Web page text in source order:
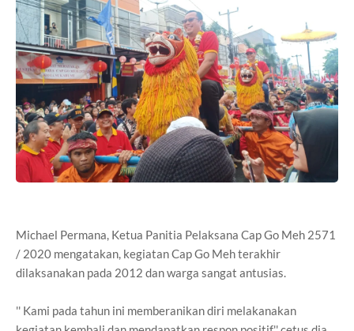
Michael Permana, Ketua Panitia Pelaksana Cap Go Meh 2571
/ 2020 mengatakan, kegiatan Cap Go Meh terakhir
dilaksanakan pada 2012 dan warga sangat antusias.
'' Kami pada tahun ini memberanikan diri melakanakan